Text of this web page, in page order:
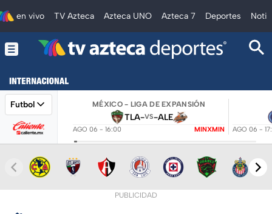
en vivo TV Azteca Azteca UNO Azteca 7 Deportes
Futbol MÉXICO - LIGA DE EXPANSIÓN
TLA-VS-ALE
AGO 06 - 16:00 MINXMIN AGO 06 -
PUBLICIDAD